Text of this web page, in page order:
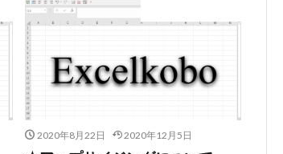
2020年8月22日 2020年12月5日
ガ配信ツール
メールの振り分け
#zelenka
AI
Bachwerke
Fredric Brown
IT講師
ー
最新データ
有給休暇管理